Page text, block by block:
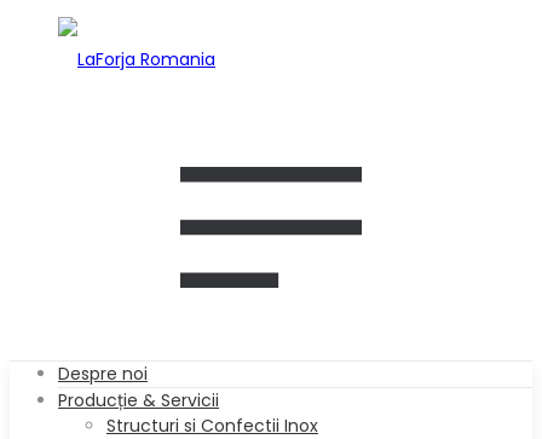
Despre noi
Producție & Servicii
Structuri si Confectii Inox